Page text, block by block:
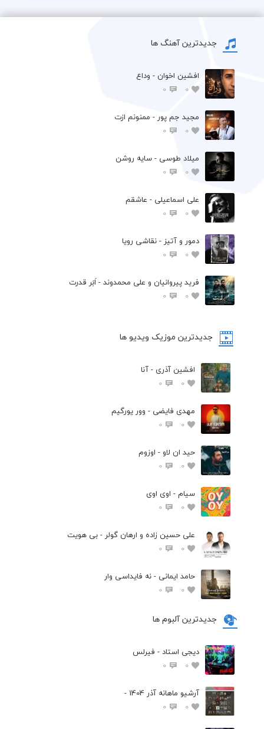
جدیدترین آهنگ ها
افشين اخوان - وداع
0
0
مجید جم پور - ممنونم ازت
0
0
میلاد طوسی - سایه روشن
0
0
علی اسماعیلی - عاشقم
0
0
دمور و آتیز - نقاشی رویا
0
0
فرید پیروانیان و علی محمدوند - اَبَر قدرت
0
0
جدیدترین موزیک ویدیو ها
افشین آذری - آنا
0
0
مهدی فایضی - وور یورگیم
0
0
حید ان لاو - اوزوم
0
0
سیام - اوی اوی
0
0
علی حسین زاده و ارهان گولر - بی هویت
0
0
حامد ایمانی - نه فایداسی وار
0
0
جدیدترین آلبوم ها
دیجی استاد - فیرلس
0
0
آرشیو ماهانه آذر 1404 -
0
0